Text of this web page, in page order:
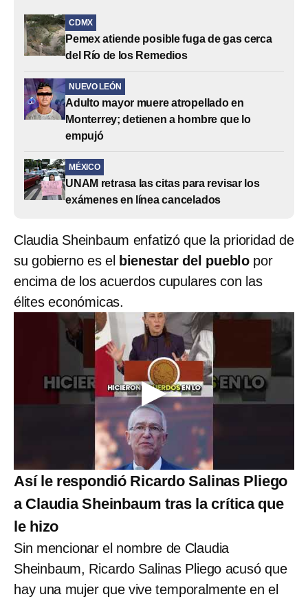
CDMX
Pemex atiende posible fuga de gas cerca
del Río de los Remedios
NUEVO LEÓN
Adulto mayor muere atropellado en
Monterrey; detienen a hombre que lo
empujó
MÉXICO
UNAM retrasa las citas para revisar los
exámenes en línea cancelados
Claudia Sheinbaum enfatizó que la prioridad de
su gobierno es el bienestar del pueblo por
encima de los acuerdos cupulares con las
élites económicas.
Así le respondió Ricardo Salinas Pliego
a Claudia Sheinbaum tras la crítica que
le hizo
Sin mencionar el nombre de Claudia
Sheinbaum, Ricardo Salinas Pliego acusó que
hay una mujer que vive temporalmente en el